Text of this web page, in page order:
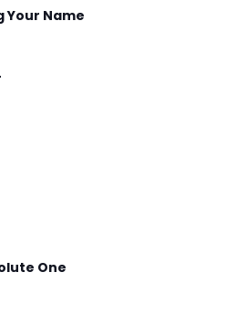
Your Name
One